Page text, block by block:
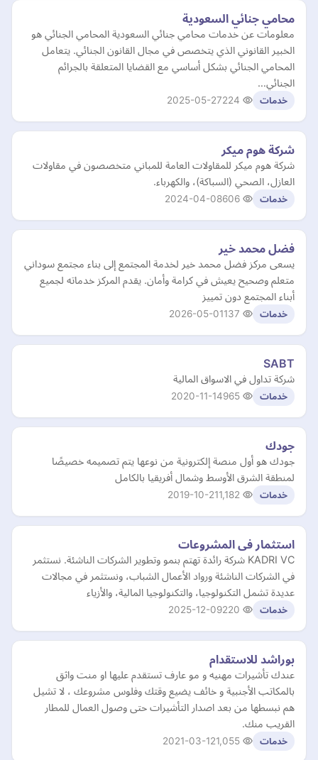
محامي جنائي السعودية
معلومات عن خدمات محامي جنائي السعودية المحامي الجنائي هو
الخبير القانوني الذي يتخصص في مجال القانون الجنائي. يتعامل
المحامي الجنائي بشكل أساسي مع القضايا المتعلقة بالجرائم
الجنائي…
خدمات 2025-05-27
شركة هوم ميكر
شركة هوم ميكر للمقاولات العامة للمباني متخصصون في مقاولات
العازل، الصحي (السباكة)، والكهرباء.
خدمات 2024-04-08
فضل محمد خير
يسعى مركز فضل محمد خير لخدمة المجتمع إلى بناء مجتمع سوداني
متعلم وصحيح يعيش في كرامة وأمان. يقدم المركز خدماته لجميع
أبناء المجتمع دون تمييز
خدمات 2026-05-01
SABT
شركة تداول في الاسواق المالية
خدمات 2020-11-14
جودك
جودك هو أول منصة إلكترونية من نوعها يتم تصميمه خصيصًا
لمنطقة الشرق الأوسط وشمال أفريقيا بالكامل
خدمات 2019-10-21
استثمار فى المشروعات
KADRI VC شركة رائدة تهتم بنمو وتطوير الشركات الناشئة. نستثمر
في الشركات الناشئة ورواد الأعمال الشباب، ونستثمر في مجالات
عديدة تشمل التكنولوجيا، والتكنولوجيا المالية، والأزياء
خدمات 2025-12-09
بوراشد للاستقدام
عندك تأشيرات مهنيه و مو عارف تستقدم عليها او منت واثق
بالمكاتب الأجنبية و خائف يضيع وقتك وفلوس مشروعك ، لا تشيل
هم نبسطها من بعد اصدار التأشيرات حتى وصول العمال للمطار
القريب منك.
خدمات 2021-03-12